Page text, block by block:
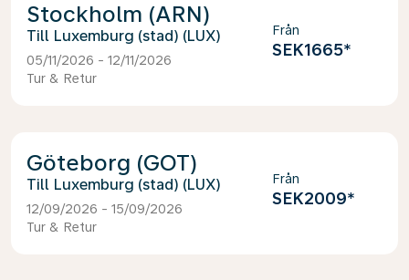
Stockholm (ARN)
Luxemburg (stad) (LUX)
05/11/2026 - 12/11/2026
Tur & Retur
Från
SEK1665*
Göteborg (GOT)
Luxemburg (stad) (LUX)
12/09/2026 - 15/09/2026
Tur & Retur
Från
SEK2009*